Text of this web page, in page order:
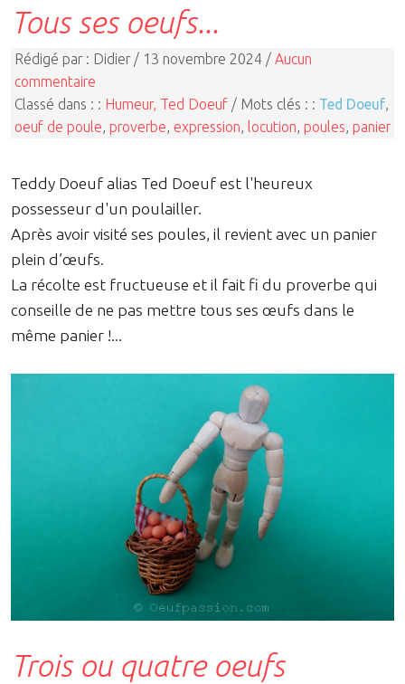
Tous ses oeufs...
Rédigé par : Didier / 13 novembre 2024 / Aucun
commentaire
Classé dans : : Humeur, Ted Doeuf / Mots clés : : Ted Doeuf,
oeuf de poule, proverbe, expression, locution, poules, panier
Teddy Doeuf alias Ted Doeuf est l'heureux
possesseur d'un poulailler.
Après avoir visité ses poules, il revient avec un panier
plein d’œufs.
La récolte est fructueuse et il fait fi du proverbe qui
conseille de ne pas mettre tous ses œufs dans le
même panier !...
Trois ou quatre oeufs